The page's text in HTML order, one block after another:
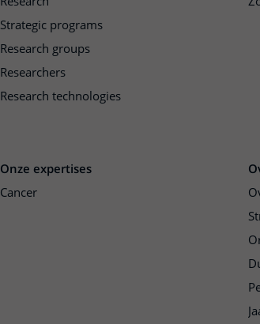
Strategic programs
Research groups
Researchers
Research technologies
Onze expertises
Cancer